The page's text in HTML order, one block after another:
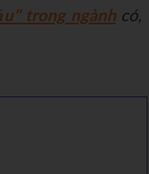
trong ngànhcó,